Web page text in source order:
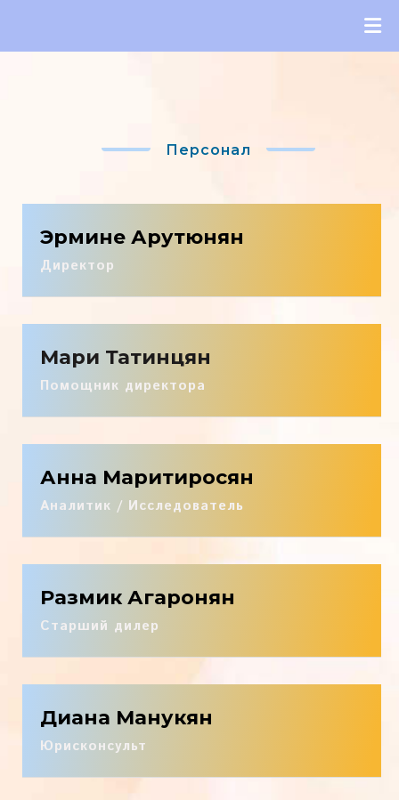
Персонал
Эрмине Арутюнян
Директор
Мари Татинцян
Помощник директора
Анна Маритиросян
Аналитик / Исследователь
Размик Агаронян
Старший дилер
Диана Манукян
Юрисконсульт